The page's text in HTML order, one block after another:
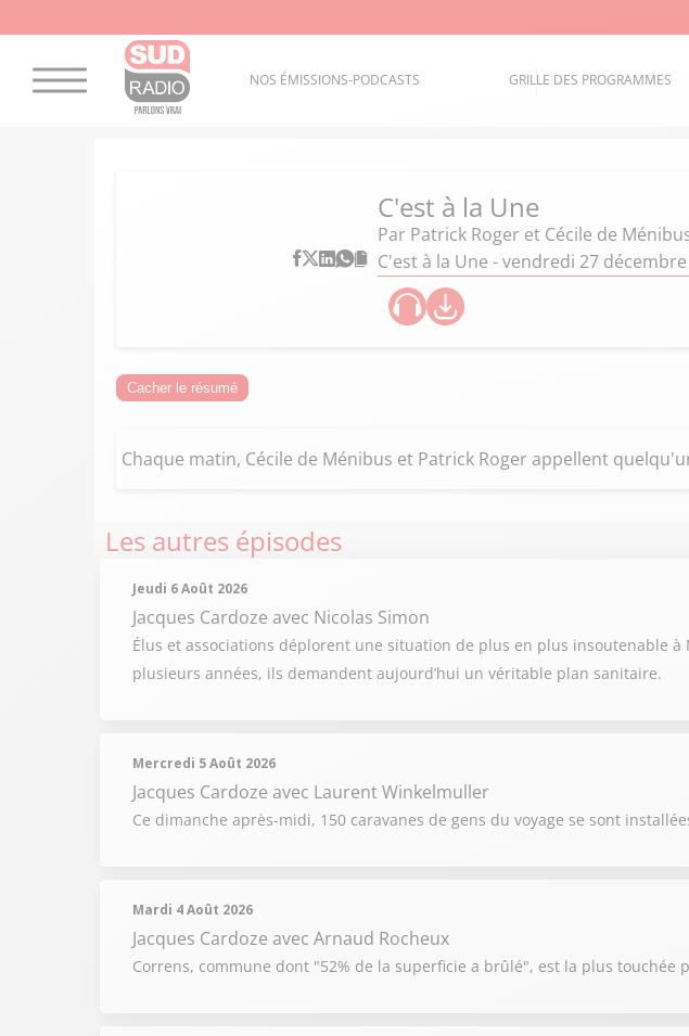
NOS ÉMISSIONS-PODCASTS GRILLE DES PROGRAMMES
C'est à la Une
Par Patrick Roger et Cécile de
C'est à la Une - vendredi 27
Cacher le résumé
Chaque matin, Cécile de Ménibus et Patrick Roger appellent
Les autres épisodes
Jeudi 6 Août 2026
Jacques Cardoze avec Nicolas Simon
Élus et associations déplorent une situation de plus en plus insoutenable
plusieurs années, ils demandent aujourd’hui un véritable plan sanitaire.
Mercredi 5 Août 2026
Jacques Cardoze avec Laurent Winkelmuller
Ce dimanche après-midi, 150 caravanes de gens du voyage se sont
Mardi 4 Août 2026
Jacques Cardoze avec Arnaud Rocheux
Correns, commune dont "52% de la superficie a brûlé", est la plus